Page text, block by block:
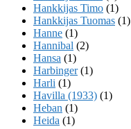
Hankkijas Timo (1)
Hankkijas Tuomas (1)
Hanne (1)
Hannibal (2)
Hansa (1)
Harbinger(1)
Harli (1)
Havilla (1933) (1)
Heban (1)
Heida (1)